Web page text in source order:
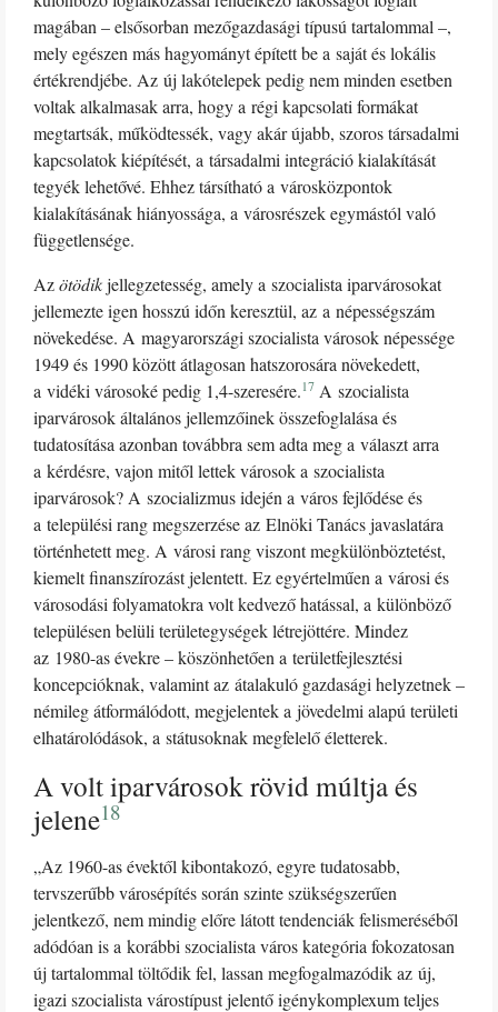
magában – elsősorban mezőgazdasági típusú tartalommal –,
mely egészen más hagyományt épített be a saját és lokális
értékrendjébe. Az új lakótelepek pedig nem minden esetben
voltak alkalmasak arra, hogy a régi kapcsolati formákat
megtartsák, működtessék, vagy akár újabb, szoros társadalmi
kapcsolatok kiépítését, a társadalmi integráció kialakítását
tegyék lehetővé. Ehhez társítható a városközpontok
kialakításának hiányossága, a városrészek egymástól való
függetlensége.
Azötödikjellegzetesség, amely a szocialista iparvárosokat
jellemezte igen hosszú időn keresztül, az a népességszám
növekedése. A magyarországi szocialista városok népessége
1949 és 1990 között átlagosan hatszorosára növekedett,
a vidéki városoké pedig 1,4-szeresére.17 A szocialista
iparvárosok általános jellemzőinek összefoglalása és
tudatosítása azonban továbbra sem adta meg a választ arra
a kérdésre, vajon mitől lettek városok a szocialista
iparvárosok? A szocializmus idején a város fejlődése és
a települési rang megszerzése az Elnöki Tanács javaslatára
történhetett meg. A városi rang viszont megkülönböztetést,
kiemelt finanszírozást jelentett. Ez egyértelműen a városi és
városodási folyamatokra volt kedvező hatással, a különböző
településen belüli területegységek létrejöttére. Mindez
az 1980-as évekre – köszönhetően a területfejlesztési
koncepcióknak, valamint az átalakuló gazdasági helyzetnek –
némileg átformálódott, megjelentek a jövedelmi alapú területi
elhatárolódások, a státusoknak megfelelő életterek.
A volt iparvárosok rövid múltja és
jelene18
„Az 1960-as évektől kibontakozó, egyre tudatosabb,
tervszerűbb városépítés során szinte szükségszerűen
jelentkező, nem mindig előre látott tendenciák felismeréséből
adódóan is a korábbi szocialista város kategória fokozatosan
új tartalommal töltődik fel, lassan megfogalmazódik az új,
igazi szocialista várostípust jelentő igénykomplexum teljes